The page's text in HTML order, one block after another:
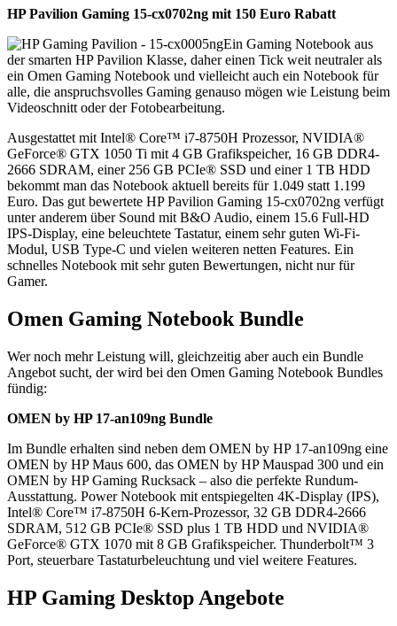
HP Pavilion Gaming 15-cx0702ng mit 150 Euro Rabatt
Ein Gaming Notebook aus
der smarten HP Pavilion Klasse, daher einen Tick weit neutraler als
ein Omen Gaming Notebook und vielleicht auch ein Notebook für
alle, die anspruchsvolles Gaming genauso mögen wie Leistung beim
Videoschnitt oder der Fotobearbeitung.
Ausgestattet mit Intel® Core™ i7-8750H Prozessor, NVIDIA®
GeForce® GTX 1050 Ti mit 4 GB Grafikspeicher, 16 GB DDR4-
2666 SDRAM, einer 256 GB PCIe® SSD und einer 1 TB HDD
bekommt man das Notebook aktuell bereits für 1.049 statt 1.199
Euro. Das gut bewertete HP Pavilion Gaming 15-cx0702ng verfügt
unter anderem über Sound mit B&O Audio, einem 15.6 Full-HD
IPS-Display, eine beleuchtete Tastatur, einem sehr guten Wi-Fi-
Modul, USB Type-C und vielen weiteren netten Features. Ein
schnelles Notebook mit sehr guten Bewertungen, nicht nur für
Gamer.
Omen Gaming Notebook Bundle
Wer noch mehr Leistung will, gleichzeitig aber auch ein Bundle
Angebot sucht, der wird bei den Omen Gaming Notebook Bundles
fündig:
OMEN by HP 17-an109ng Bundle
Im Bundle erhalten sind neben dem OMEN by HP 17-an109ng eine
OMEN by HP Maus 600, das OMEN by HP Mauspad 300 und ein
OMEN by HP Gaming Rucksack – also die perfekte Rundum-
Ausstattung. Power Notebook mit entspiegelten 4K-Display (IPS),
Intel® Core™ i7-8750H 6-Kern-Prozessor, 32 GB DDR4-2666
SDRAM, 512 GB PCIe® SSD plus 1 TB HDD und NVIDIA®
GeForce® GTX 1070 mit 8 GB Grafikspeicher. Thunderbolt™ 3
Port, steuerbare Tastaturbeleuchtung und viel weitere Features.
HP Gaming Desktop Angebote